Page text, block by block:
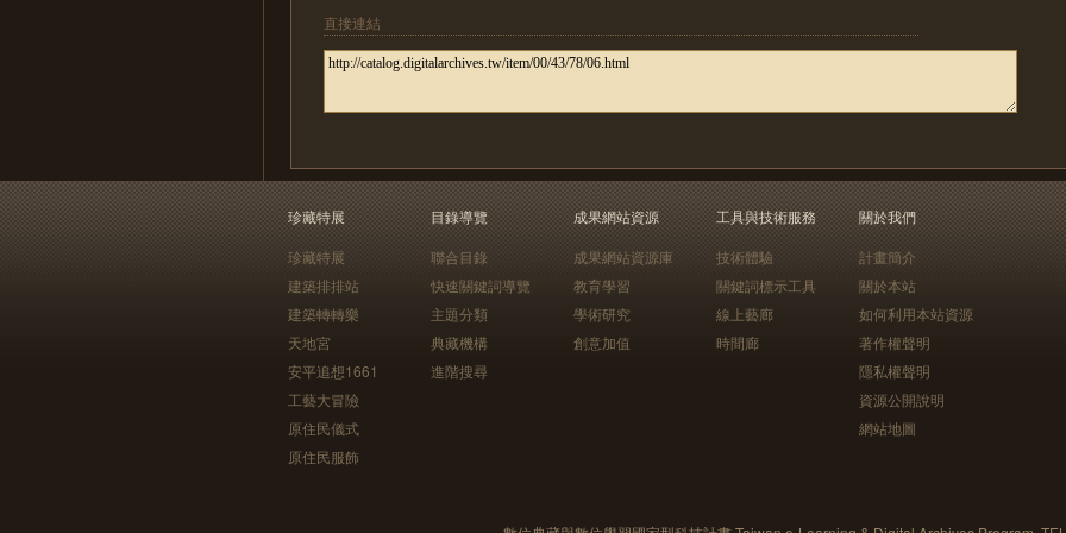
直接連結
珍藏特展
珍藏特展
建築排排站
建築轉轉樂
天地宮
安平追想1661
工藝大冒險
原住民儀式
原住民服飾
目錄導覽
聯合目錄
快速關鍵詞導覽
主題分類
典藏機構
進階搜尋
成果網站資源
成果網站資源庫
教育學習
學術研究
創意加值
工具與技術服務
技術體驗
關鍵詞標示工具
線上藝廊
時間廊
關於我們
計畫簡介
關於本站
如何利用本站資源
著作權聲明
隱私權聲明
資源公開說明
網站地圖